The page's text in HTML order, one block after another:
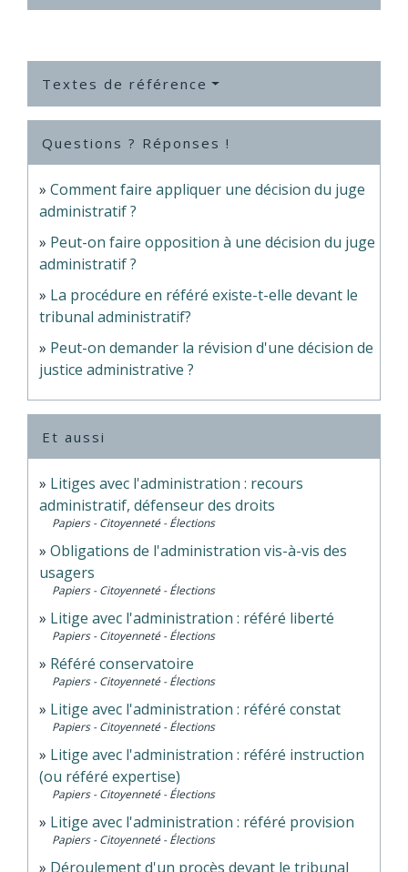
Textes de référence
Questions ? Réponses !
Comment faire appliquer une décision du juge
administratif ?
Peut-on faire opposition à une décision du juge
administratif ?
La procédure en référé existe-t-elle devant le
tribunal administratif?
Peut-on demander la révision d'une décision de
justice administrative ?
Et aussi
Litiges avec l'administration : recours
administratif, défenseur des droits
Papiers - Citoyenneté - Élections
Obligations de l'administration vis-à-vis des
usagers
Papiers - Citoyenneté - Élections
Litige avec l'administration : référé liberté
Papiers - Citoyenneté - Élections
Référé conservatoire
Papiers - Citoyenneté - Élections
Litige avec l'administration : référé constat
Papiers - Citoyenneté - Élections
Litige avec l'administration : référé instruction
(ou référé expertise)
Papiers - Citoyenneté - Élections
Litige avec l'administration : référé provision
Papiers - Citoyenneté - Élections
Déroulement d'un procès devant le tribunal